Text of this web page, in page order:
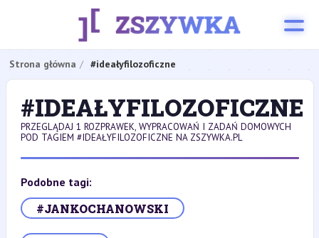
Strona główna #ideałyfilozoficzne
#IDEAŁYFILOZOFICZNE
PRZEGLĄDAJ 1 ROZPRAWEK, WYPRACOWAŃ I ZADAŃ DOMOWYCH
POD TAGIEM #IDEAŁYFILOZOFICZNE NA ZSZYWKA.PL
Podobne tagi:
#JANKOCHANOWSKI